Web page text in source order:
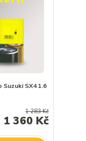
SX4 1.6
1 283 Kč
1 360 Kč